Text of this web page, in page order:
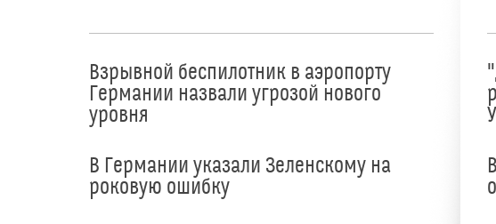
Взрывной беспилотник в аэропорту
Германии назвали угрозой нового
уровня
В Германии указали Зеленскому на
роковую ошибку